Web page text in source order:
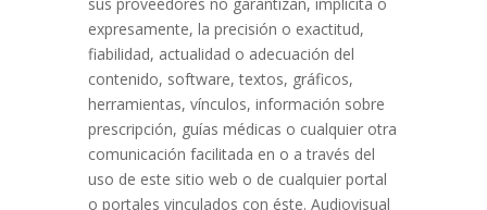
expresamente, la precisión o exactitud,
fiabilidad, actualidad o adecuación del
contenido, software, textos, gráficos,
herramientas, vínculos, información sobre
prescripción, guías médicas o cualquier otra
comunicación facilitada en o a través del
uso de este sitio web o de cualquier portal
o portales vinculados con éste. Audiovisual